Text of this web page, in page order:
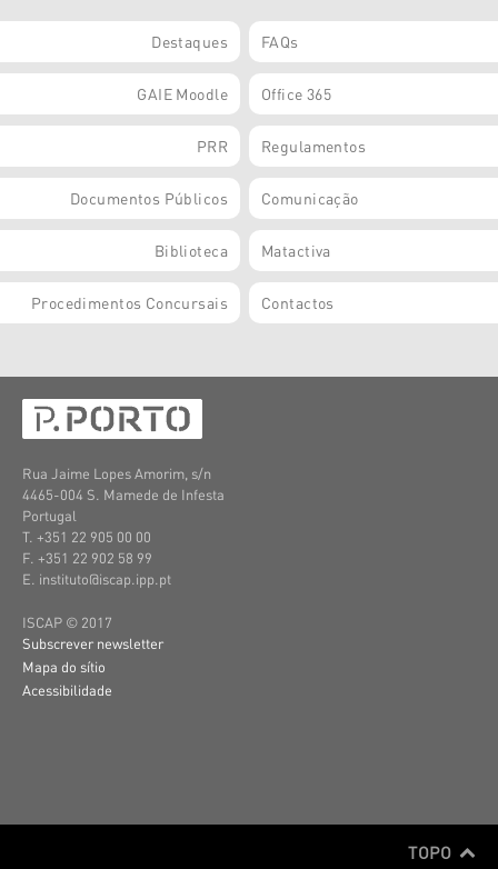
Destaques FAQs
GAIE Moodle Office 365
PRR Regulamentos
Documentos Públicos Comunicação
Biblioteca Matactiva
Procedimentos Concursais Contactos
Rua Jaime Lopes Amorim, s/n
4465-004 S. Mamede de Infesta
Portugal
T. +351 22 905 00 00
F. +351 22 902 58 99
E. instituto@iscap.ipp.pt
ISCAP © 2017
Subscrever newsletter
Mapa do sítio
Acessibilidade
TOPO